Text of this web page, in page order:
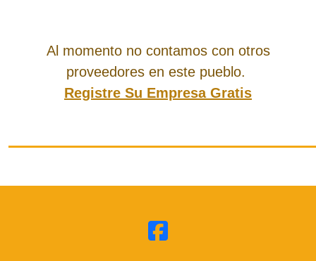
Al momento no contamos con otros
proveedores en este pueblo.
Registre Su Empresa Gratis